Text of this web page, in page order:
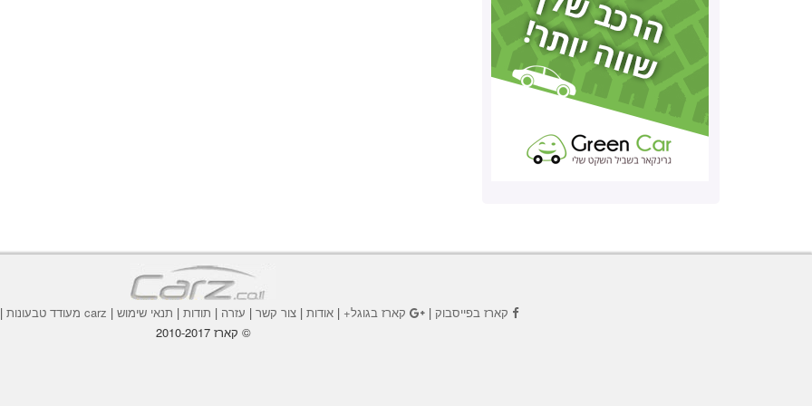
קארז בפייסבוק | קארז בגוגל+ | אודות | צור קשר | עזרה | תודות | תנאי שימוש | carz מעודד טבעונות |
© קארז 2010-2017